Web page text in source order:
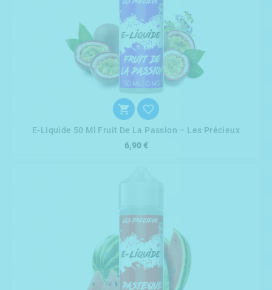
 
E-Liquide 50 Ml Fruit De La Passion – Les Précieux
6,90 €